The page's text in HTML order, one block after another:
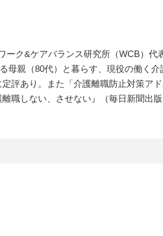
ク&ケアバランス研究所（WCB）代
母親（80代）と暮らす、現役の働く
評あり。また「介護離職防止対策ア
職しない、させない』（毎日新聞出